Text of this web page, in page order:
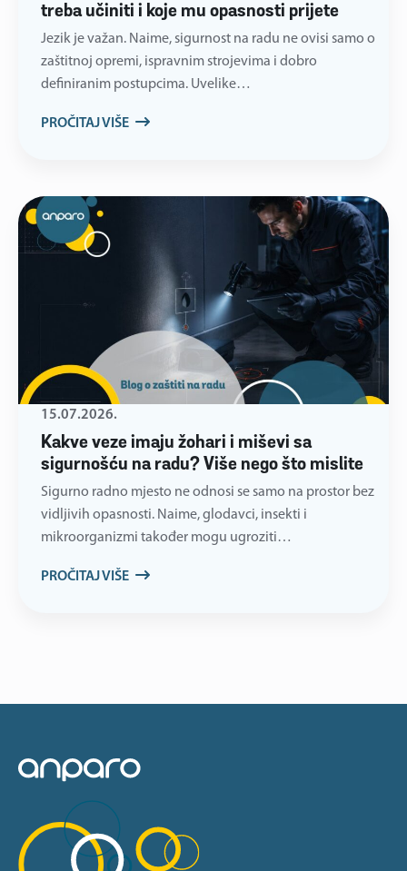
treba učiniti i koje mu opasnosti prijete
Jezik je važan. Naime, sigurnost na radu ne ovisi samo o
zaštitnoj opremi, ispravnim strojevima i dobro
definiranim postupcima. Uvelike…
PROČITAJ VIŠE
Kakve veze imaju žohari i miševi sa
sigurnošću na radu? Više nego što mislite
15.07.2026.
Sigurno radno mjesto ne odnosi se samo na prostor bez
vidljivih opasnosti. Naime, glodavci, insekti i
mikroorganizmi također mogu ugroziti…
PROČITAJ VIŠE